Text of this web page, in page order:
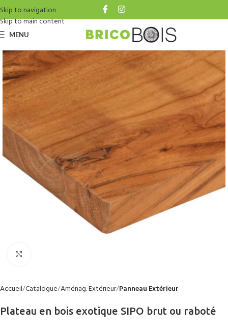
Skip to navigation
Skip to main content
MENU
Accueil Catalogue Aménag. Extérieur Panneau Extérieur
Plateau en bois exotique SIPO brut ou raboté